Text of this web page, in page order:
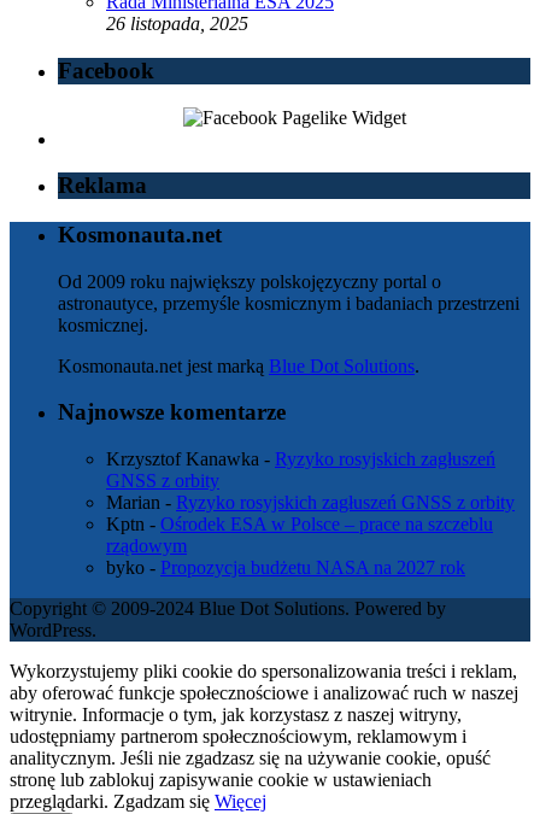
26 listopada, 2025
Facebook
Reklama
Kosmonauta.net
Od 2009 roku największy polskojęzyczny portal o
astronautyce, przemyśle kosmicznym i badaniach przestrzeni
kosmicznej.
Kosmonauta.net jest marką Blue Dot Solutions.
Najnowsze komentarze
Krzysztof Kanawka - Ryzyko rosyjskich zagłuszeń
GNSS z orbity
Marian - Ryzyko rosyjskich zagłuszeń GNSS z orbity
Kptn - Ośrodek ESA w Polsce – prace na szczeblu
rządowym
byko - Propozycja budżetu NASA na 2027 rok
Copyright © 2009-2024 Blue Dot Solutions. Powered by
WordPress.
Wykorzystujemy pliki cookie do spersonalizowania treści i reklam,
aby oferować funkcje społecznościowe i analizować ruch w naszej
witrynie. Informacje o tym, jak korzystasz z naszej witryny,
udostępniamy partnerom społecznościowym, reklamowym i
analitycznym. Jeśli nie zgadzasz się na używanie cookie, opuść
stronę lub zablokuj zapisywanie cookie w ustawieniach
przeglądarki. Zgadzam się Więcej